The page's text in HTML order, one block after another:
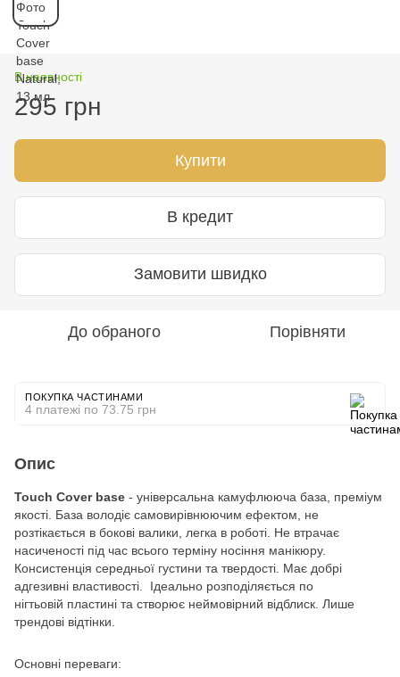
В наявності
295 грн
Купити
В кредит
Замовити швидко
До обраного Порівняти
ПОКУПКА ЧАСТИНАМИ
4 платежі по 73.75 грн
Опис
Touch Cover base - універсальна камуфлююча база, преміум
якості. База володіє самовирівнюючим ефектом, не
розтікається в бокові валики, легка в роботі. Не втрачає
насиченості під час всього терміну носіння манікюру.
Консистенція середньої густини та твердості. Має добрі
адгезивні властивості. Ідеально розподіляється по
нігтьовій пластині та створює неймовірний відблиск. Лише
трендові відтінки.
Основні переваги: